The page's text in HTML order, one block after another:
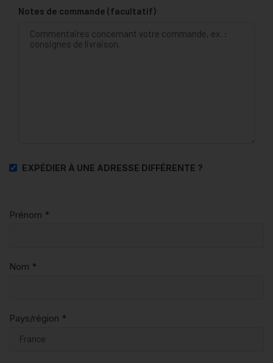
Notes de commande (facultatif)
EXPÉDIER À UNE ADRESSE DIFFÉRENTE ?
Prénom *
Nom *
Pays/région *